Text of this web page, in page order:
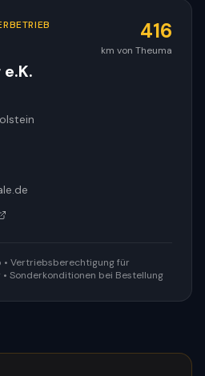
416
km von Theuma
Vertriebsberechtigung für
Sonderkonditionen bei Bestellung